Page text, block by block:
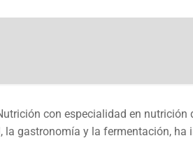
con especialidad en nutrición
la gastronomía y la fermentación,